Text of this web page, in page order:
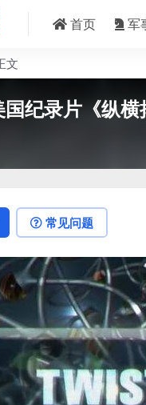
首页 军
文
国纪录片《纵
常见问题